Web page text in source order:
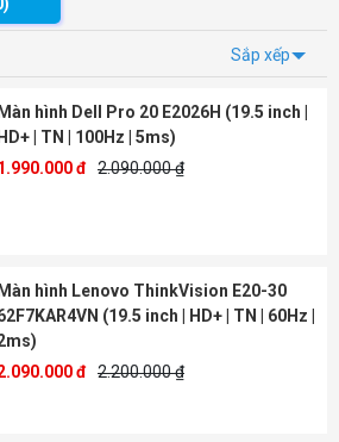
Sắp xếp
Màn hình Dell Pro 20 E2026H (19.5 inch |
HD+ | TN | 100Hz | 5ms)
đ 2.090.000 ₫
Màn hình Lenovo ThinkVision E20-30
(19.5 inch | HD+ | TN | 60Hz |
đ 2.200.000 ₫